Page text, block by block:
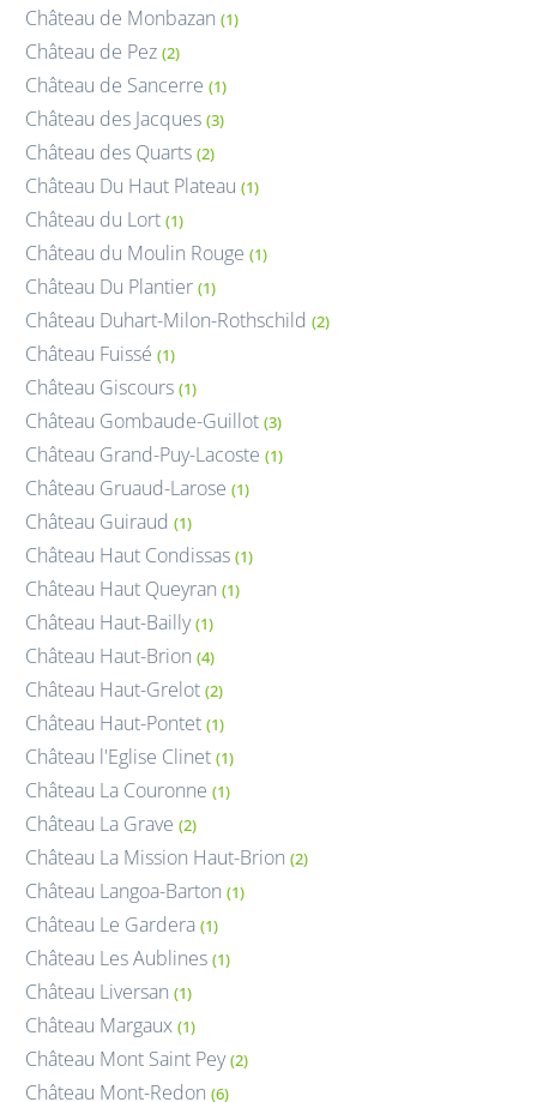
Château de Monbazan (1)
Château de Pez (2)
Château de Sancerre (1)
Château des Jacques (3)
Château des Quarts (2)
Château Du Haut Plateau (1)
Château du Lort (1)
Château du Moulin Rouge (1)
Château Du Plantier (1)
Château Duhart-Milon-Rothschild (2)
Château Fuissé (1)
Château Giscours (1)
Château Gombaude-Guillot (3)
Château Grand-Puy-Lacoste (1)
Château Gruaud-Larose (1)
Château Guiraud (1)
Château Haut Condissas (1)
Château Haut Queyran (1)
Château Haut-Bailly (1)
Château Haut-Brion (4)
Château Haut-Grelot (2)
Château Haut-Pontet (1)
Château l'Eglise Clinet (1)
Château La Couronne (1)
Château La Grave (2)
Château La Mission Haut-Brion (2)
Château Langoa-Barton (1)
Château Le Gardera (1)
Château Les Aublines (1)
Château Liversan (1)
Château Margaux (1)
Château Mont Saint Pey (2)
Château Mont-Redon (6)